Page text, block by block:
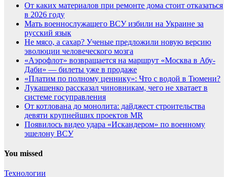
От каких материалов при ремонте дома стоит отказаться
в 2026 году
Мать военнослужащего ВСУ избили на Украине за
русский язык
Не мясо, а сахар? Ученые предложили новую версию
эволюции человеческого мозга
«Аэрофлот» возвращается на маршрут «Москва в Абу-
Даби» — билеты уже в продаже
«Платим по полному ценнику»: Что с водой в Тюмени?
Лукашенко рассказал чиновникам, чего не хватает в
системе госуправления
От котлована до монолита: дайджест строительства
девяти крупнейших проектов MR
Появилось видео удара «Искандером» по военному
эшелону ВСУ
You missed
Технологии